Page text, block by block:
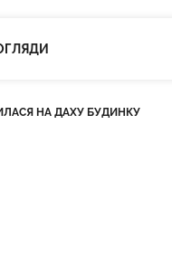
НА ДАХУ БУДИНКУ